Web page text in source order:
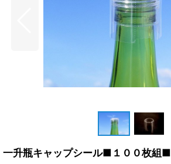
一升瓶キャップシール■１００枚組■